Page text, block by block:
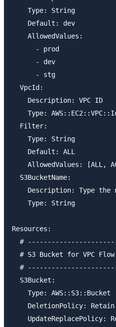
    Type: String
    Default: dev
    AllowedValues:
      - prod
      - dev
      - stg
  VpcId:
    Description: VPC ID
Type:
  Filter:
    Type: String
    Default: ALL
AllowedValues: [ALL,
  S3BucketName:
Description: Type the
    Type: String
Resources:
#
# S3 Bucket for VPC Flow
#
  S3Bucket:
    Type: AWS::S3::Bucket
    DeletionPolicy: Retain
UpdateReplacePolicy: